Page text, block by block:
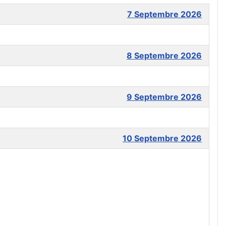
7 Septembre 2026
8 Septembre 2026
9 Septembre 2026
10 Septembre 2026